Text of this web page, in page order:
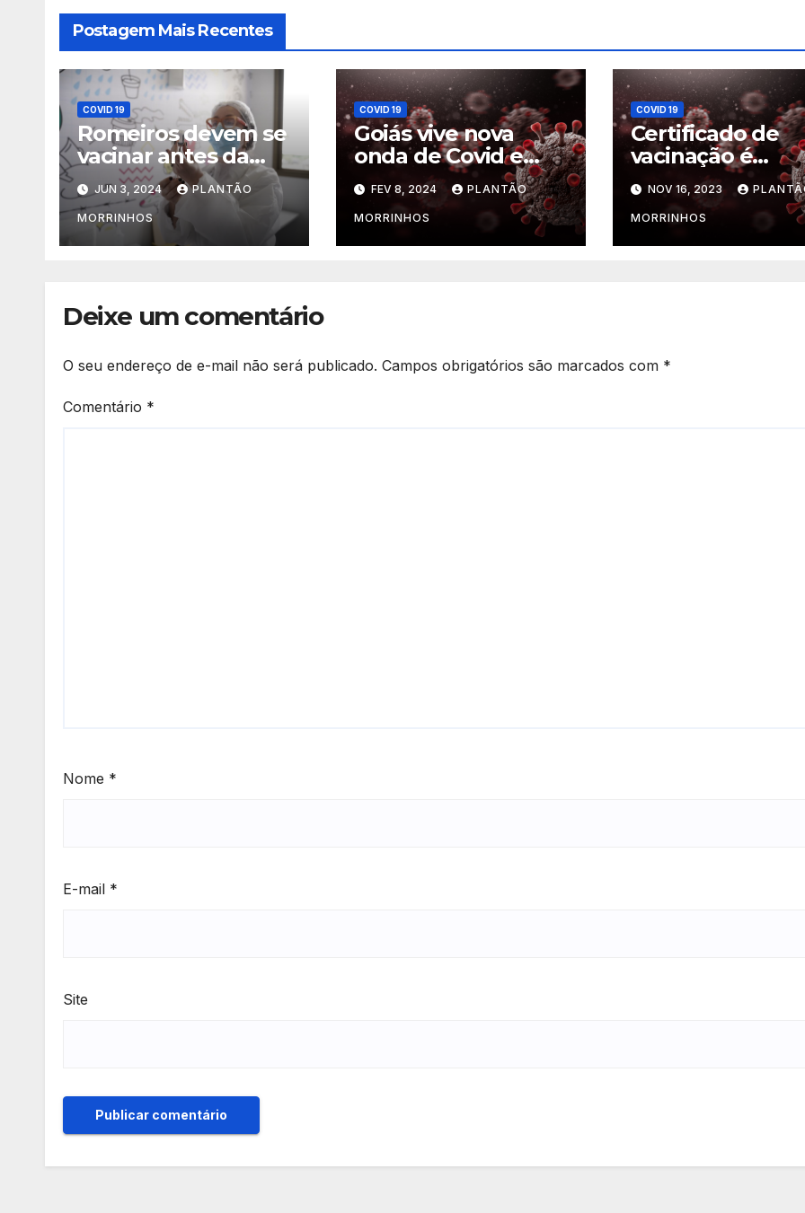
Postagem Mais Recentes
COVID 19
Romeiros devem se
vacinar antes da
Festa do Divino Pai
Eterno
JUN 3, 2024 PLANTÃO
MORRINHOS
COVID 19
Goiás vive nova
onda de Covid e
registra quase 5
vezes mais casos
que mesmo
período de 2023, diz
FEV 8, 2024 PLANTÃO
MORRINHOS
COVID 19
Certificado de
vacinação é
obrigatório para
matrícula
NOV 16, 2023
MORRINHOS
Deixe um comentário
O seu endereço de e-mail não será publicado. Campos obrigatórios são marcados com *
Comentário *
Nome *
E-mail *
Site